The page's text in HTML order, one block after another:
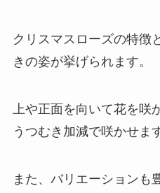
クリスマスローズの特徴
きの姿が挙げられます。
上や正面を向いて花を咲
うつむき加減で咲かせま
また、バリエーションも